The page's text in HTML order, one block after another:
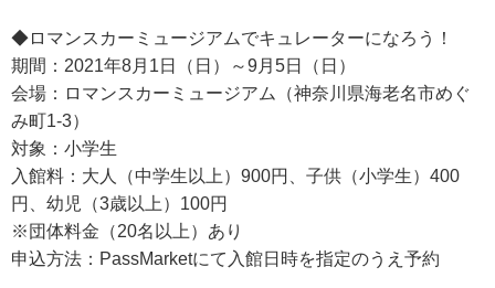
◆ロマンスカーミュージアムでキュレーターになろう！
期間：2021年8月1日（日）～9月5日（日）
会場：ロマンスカーミュージアム（神奈川県海老名市めぐ
み町1-3）
対象：小学生
入館料：大人（中学生以上）900円、子供（小学生）400
円、幼児（3歳以上）100円
※団体料金（20名以上）あり
申込方法：PassMarketにて入館日時を指定のうえ予約